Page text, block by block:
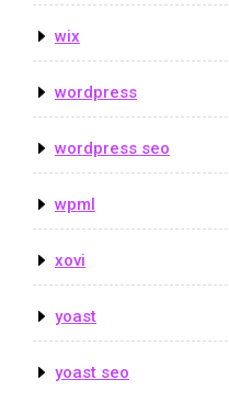
wix
wordpress
wordpress seo
wpml
xovi
yoast
yoast seo